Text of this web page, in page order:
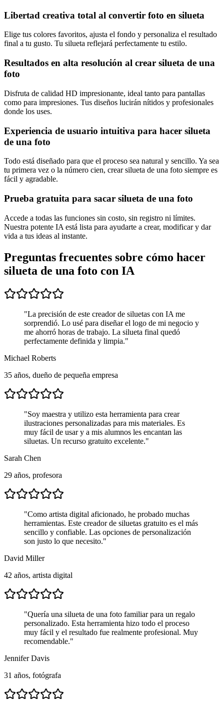
Libertad creativa total al convertir foto en silueta
Elige tus colores favoritos, ajusta el fondo y personaliza el resultado
final a tu gusto. Tu silueta reflejará perfectamente tu estilo.
Resultados en alta resolución al crear silueta de una
foto
Disfruta de calidad HD impresionante, ideal tanto para pantallas
como para impresiones. Tus diseños lucirán nítidos y profesionales
donde los uses.
Experiencia de usuario intuitiva para hacer silueta
de una foto
Todo está diseñado para que el proceso sea natural y sencillo. Ya sea
tu primera vez o la número cien, crear silueta de una foto siempre es
fácil y agradable.
Prueba gratuita para sacar silueta de una foto
Accede a todas las funciones sin costo, sin registro ni límites.
Nuestra potente IA está lista para ayudarte a crear, modificar y dar
vida a tus ideas al instante.
Preguntas frecuentes sobre cómo hacer
silueta de una foto con IA
"La precisión de este creador de siluetas con IA me
sorprendió. Lo usé para diseñar el logo de mi negocio y
me ahorró horas de trabajo. La silueta final quedó
perfectamente definida y limpia."
Michael Roberts
35 años, dueño de pequeña empresa
"Soy maestra y utilizo esta herramienta para crear
ilustraciones personalizadas para mis materiales. Es
muy fácil de usar y a mis alumnos les encantan las
siluetas. Un recurso gratuito excelente."
Sarah Chen
29 años, profesora
"Como artista digital aficionado, he probado muchas
herramientas. Este creador de siluetas gratuito es el más
sencillo y confiable. Las opciones de personalización
son justo lo que necesito."
David Miller
42 años, artista digital
"Quería una silueta de una foto familiar para un regalo
personalizado. Esta herramienta hizo todo el proceso
muy fácil y el resultado fue realmente profesional. Muy
recomendable."
Jennifer Davis
31 años, fotógrafa